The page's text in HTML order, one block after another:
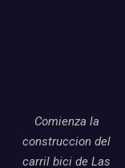
Comienza la
construccion del
carril bici de Las